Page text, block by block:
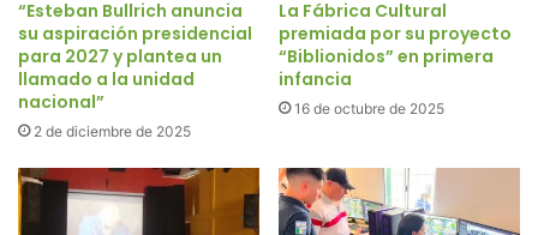
“Esteban Bullrich anuncia
su aspiración presidencial
para 2027 y plantea un
llamado a la unidad
nacional”
2 de diciembre de 2025
La Fábrica Cultural
premiada por su proyecto
“Biblionidos” en primera
infancia
16 de octubre de 2025